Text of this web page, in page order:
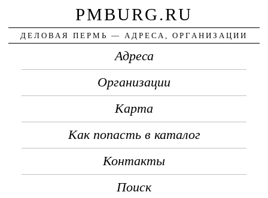
PMBURG.RU
ДЕЛОВАЯ ПЕРМЬ — АДРЕСА, ОРГАНИЗАЦИИ
Адреса
Организации
Карта
Как попасть в каталог
Контакты
Поиск